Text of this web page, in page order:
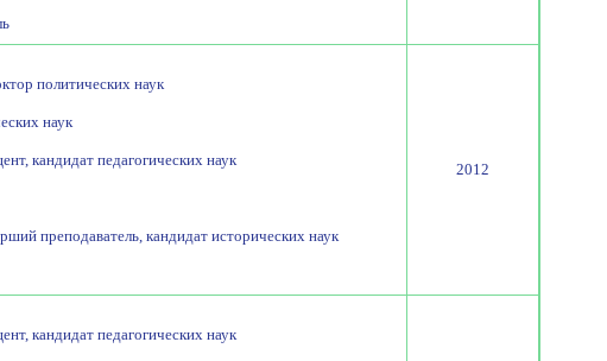
политических наук
наук
кандидат педагогических наук
преподаватель, кандидат исторических наук
2012
кандидат педагогических наук